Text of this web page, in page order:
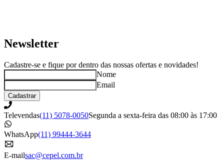
Newsletter
Cadastre-se e fique por dentro das nossas ofertas e novidades!
Nome
Email
Cadastrar
Televendas(11) 5078-0050Segunda a sexta-feira das 08:00 às 17:00
WhatsApp(11) 99444-3644
E-mailsac@cepel.com.br